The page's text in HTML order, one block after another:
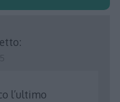
l’ultimo